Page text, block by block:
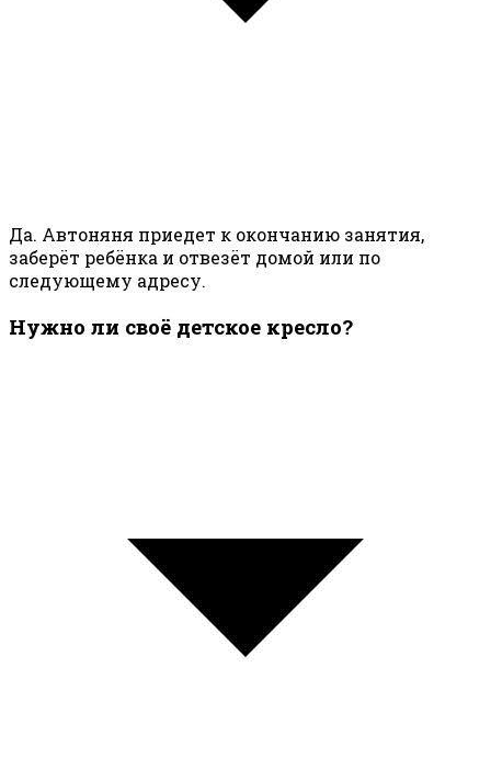
Да. Автоняня приедет к окончанию занятия,
заберёт ребёнка и отвезёт домой или по
следующему адресу.
Нужно ли своё детское кресло?